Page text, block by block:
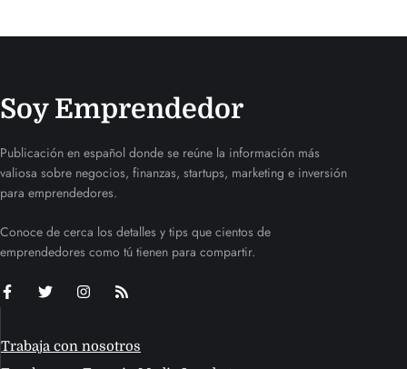
Soy Emprendedor
Publicación en español donde se reúne la información más
valiosa sobre negocios, finanzas, startups, marketing e inversión
para emprendedores.
Conoce de cerca los detalles y tips que cientos de
emprendedores como tú tienen para compartir.
Trabaja con nosotros